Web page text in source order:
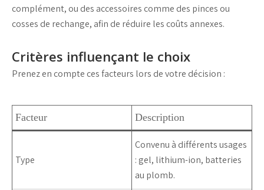
complément, ou des accessoires comme des pinces ou
cosses de rechange, afin de réduire les coûts annexes.
Critères influençant le choix
Prenez en compte ces facteurs lors de votre décision :
Facteur Description
Type
Convenu à différents usages
:gel, lithium-ion, batteries
au plomb.